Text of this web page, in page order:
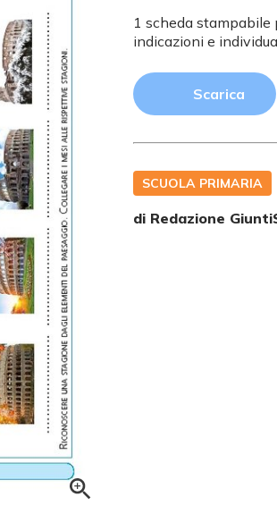
1 scheda stampabile
indicazioni e
Scarica
SCUOLA PRIMARIA
di Redazione